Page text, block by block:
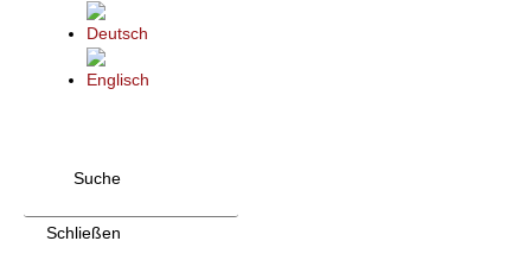
Suche
Schließen